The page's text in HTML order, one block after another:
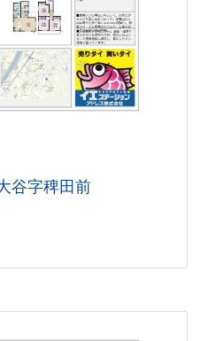
谷字稗田前